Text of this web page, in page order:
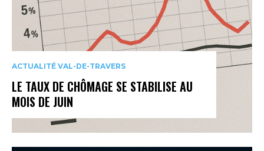
ACTUALITÉ VAL-DE-TRAVERS
LE TAUX DE CHÔMAGE SE STABILISE AU
MOIS DE JUIN